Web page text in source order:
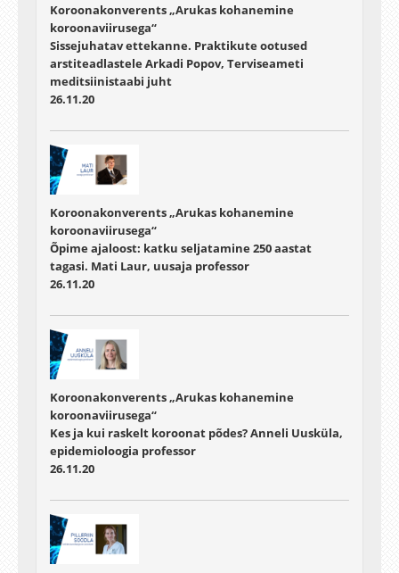
Koroonakonverents „Arukas kohanemine
koroonaviirusega“
Sissejuhatav ettekanne. Praktikute ootused
arstiteadlastele Arkadi Popov, Terviseameti
meditsiinistaabi juht
26.11.20
Koroonakonverents „Arukas kohanemine
koroonaviirusega“
Õpime ajaloost: katku seljatamine 250 aastat
tagasi. Mati Laur, uusaja professor
26.11.20
Koroonakonverents „Arukas kohanemine
koroonaviirusega“
Kes ja kui raskelt koroonat põdes? Anneli Uusküla,
epidemioloogia professor
26.11.20